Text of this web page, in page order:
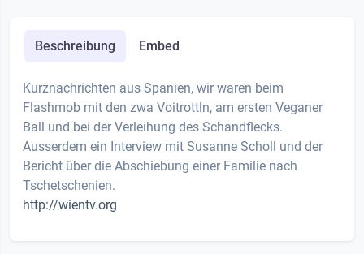
Beschreibung Embed
Kurznachrichten aus Spanien, wir waren beim
Flashmob mit den zwa Voitrottln, am ersten Veganer
Ball und bei der Verleihung des Schandflecks.
Ausserdem ein Interview mit Susanne Scholl und der
Bericht über die Abschiebung einer Familie nach
Tschetschenien.
http://wientv.org